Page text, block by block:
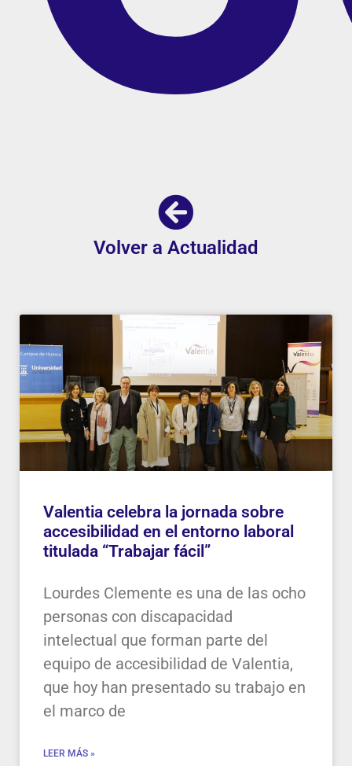
Volver a Actualidad
Valentia celebra la jornada sobre
accesibilidad en el entorno laboral
titulada “Trabajar fácil”
Lourdes Clemente es una de las ocho
personas con discapacidad
intelectual que forman parte del
equipo de accesibilidad de Valentia,
que hoy han presentado su trabajo en
el marco de
LEER MÁS »